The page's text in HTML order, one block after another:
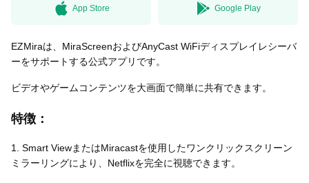
App Store Google Play
EZMiraは、MiraScreenおよびAnyCast WiFiディスプレイレシーバ
ーをサポートする公式アプリです。
ビデオやゲームコンテンツを大画面で簡単に共有できます。
特徴：
1. Smart ViewまたはMiracastを使用したワンクリックスクリーン
ミラーリングにより、Netflixを完全に視聴できます。